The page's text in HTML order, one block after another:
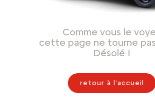
Comme vous le
cette page ne tourne
Désolé !
retour à l'accueil